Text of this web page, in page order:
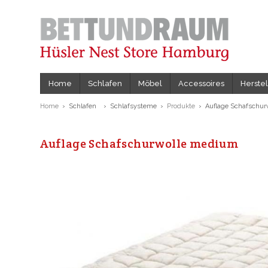
Home Schlafen Möbel Accessoires
Home › Schlafen › Schlafsysteme › Produkte › Auflage
Auflage Schafschurwolle medium